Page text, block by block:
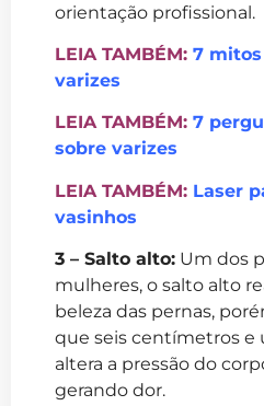
orientação profissional.
LEIA TAMBÉM: 7
varizes
LEIA TAMBÉM: 7
sobre varizes
LEIA TAMBÉM: Laser
vasinhos
3 – Salto alto: Um dos
mulheres, o salto alto
beleza das pernas,
que seis centímetros e
altera a pressão do
gerando dor.